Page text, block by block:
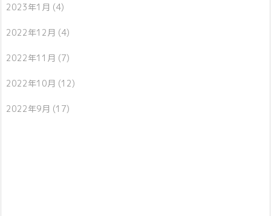
2023年1月 (4)
2022年12月 (4)
2022年11月 (7)
2022年10月 (12)
2022年9月 (17)